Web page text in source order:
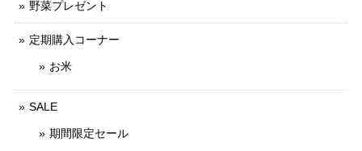
野菜プレゼント
定期購入コーナー
お米
SALE
期間限定セール